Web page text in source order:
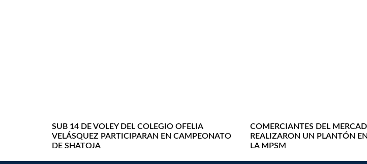
SUB 14 DE VOLEY DEL COLEGIO OFELIA
VELÁSQUEZ PARTICIPARAN EN CAMPEONATO
DE SHATOJA
COMERCIANTES DEL
REALIZARON UN PLANTÓN
LA MPSM